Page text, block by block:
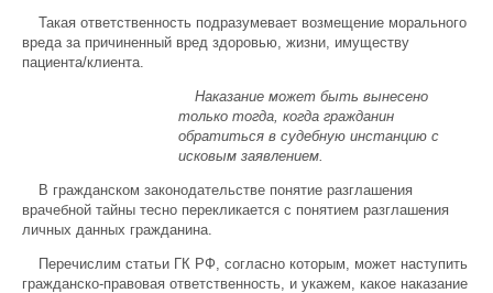
Такая ответственность подразумевает возмещение морального
вреда за причиненный вред здоровью, жизни, имуществу
пациента/клиента.
Наказание может быть вынесено
только тогда, когда гражданин
обратиться в судебную инстанцию с
исковым заявлением.
В гражданском законодательстве понятие разглашения
врачебной тайны тесно перекликается с понятием разглашения
личных данных гражданина.
Перечислим статьи ГК РФ, согласно которым, может наступить
гражданско-правовая ответственность, и укажем, какое наказание